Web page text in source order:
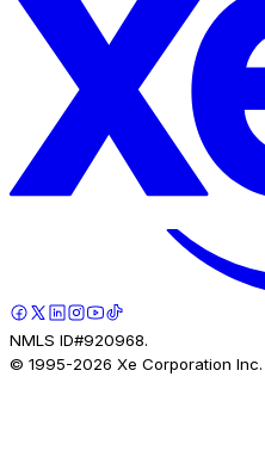
NMLS ID#920968.
© 1995-2026 Xe Corporation Inc.